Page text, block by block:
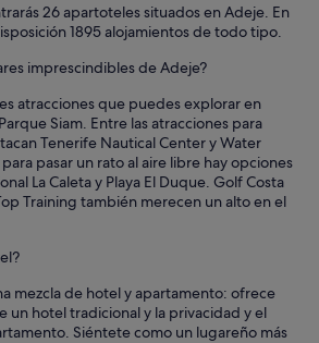
26 apartoteles situados en Adeje. En
1895 alojamientos de todo tipo.
imprescindibles de Adeje?
atracciones que puedes explorar en
Siam. Entre las atracciones para
Tenerife Nautical Center y Water
pasar un rato al aire libre hay opciones
La Caleta y Playa El Duque. Golf Costa
Training también merecen un alto en el
mezcla de hotel y apartamento: ofrece
un hotel tradicional y la privacidad y el
Siéntete como un lugareño más